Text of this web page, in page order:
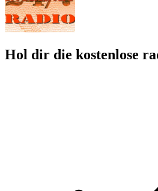
Hol dir die kostenlose